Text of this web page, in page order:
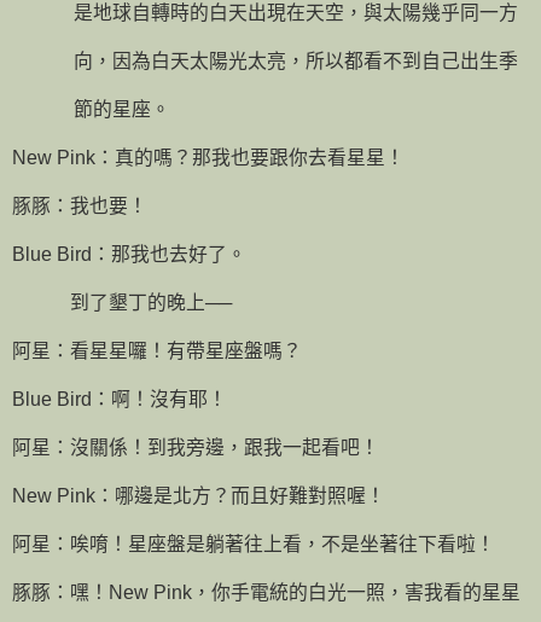
是地球自轉時的白天出現在天空，與太陽幾乎同一方
向，因為白天太陽光太亮，所以都看不到自己出生季
節的星座。
New Pink ：真的嗎？那我也要跟你去看星星！
豚豚：我也要！
Blue Bird ：那我也去好了。
到了墾丁的晚上──
阿星：看星星囉！有帶星座盤嗎？
Blue Bird ：啊！沒有耶！
阿星：沒關係！到我旁邊，跟我一起看吧！
New Pink ：哪邊是北方？而且好難對照喔！
阿星：唉唷！星座盤是躺著往上看，不是坐著往下看啦！
豚豚：嘿！ New Pink ，你手電統的白光一照，害我看的星星